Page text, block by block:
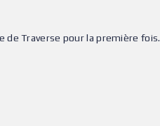
de Traverse pour la première fois.